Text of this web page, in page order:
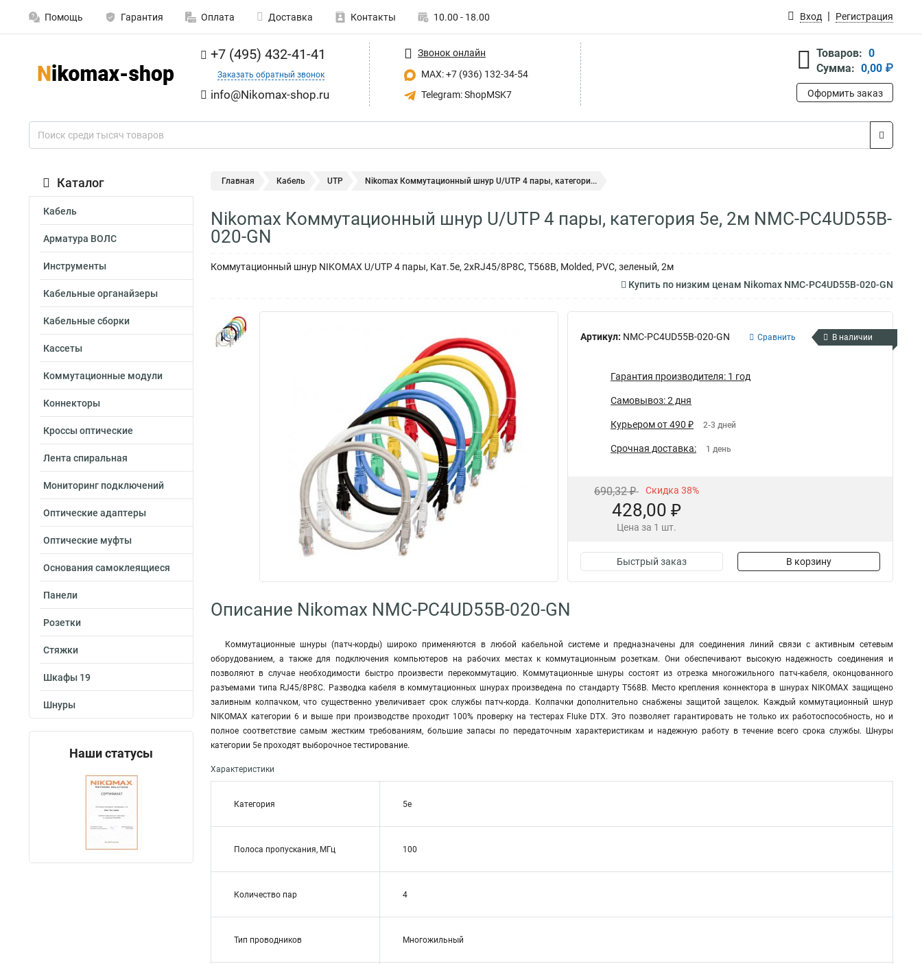
Помощь Гарантия Оплата Доставка Контакты 10.00 - 18.00 Вход Регистрация
+7 (495) 432-41-41
Заказать обратный звонок
info@Nikomax-shop.ru
Звонок онлайн
MAX: +7 (936) 132-34-54
Telegram: ShopMSK7
Товаров: 0
Сумма: 0,00 ₽
Оформить заказ
Каталог
Кабель
Арматура ВОЛС
Инструменты
Кабельные органайзеры
Кабельные сборки
Кассеты
Коммутационные модули
Коннекторы
Кроссы оптические
Лента спиральная
Мониторинг подключений
Оптические адаптеры
Оптические муфты
Основания самоклеящиеся
Панели
Розетки
Стяжки
Шкафы 19
Шнуры
Наши статусы
Главная Кабель UTP Nikomax Коммутационный шнур U/UTP 4 пары, категори...
Nikomax Коммутационный шнур U/UTP 4 пары, категория 5е, 2м NMC-PC4UD55B-
020-GN
Коммутационный шнур NIKOMAX U/UTP 4 пары, Кат.5е, 2хRJ45/8P8C, T568B, Molded, PVC, зеленый, 2м
Купить по низким ценам Nikomax NMC-PC4UD55B-020-GN
Артикул: NMC-PC4UD55B-020-GN Сравнить В наличии
Гарантия производителя: 1 год
Самовывоз: 2 дня
Курьером от 490 ₽ 2-3 дней
Срочная доставка: 1 день
690,32 ₽ Скидка 38%
428,00 ₽
Цена за 1 шт.
Быстрый заказ В корзину
Описание Nikomax NMC-PC4UD55B-020-GN
Коммутационные шнуры (патч-корды) широко применяются в любой кабельной системе и предназначены для соединения линий связи с активным сетевым
оборудованием, а также для подключения компьютеров на рабочих местах к коммутационным розеткам. Они обеспечивают высокую надежность соединения и
позволяют в случае необходимости быстро произвести перекоммутацию. Коммутационные шнуры состоят из отрезка многожильного патч-кабеля, оконцованного
разъемами типа RJ45/8P8C. Разводка кабеля в коммутационных шнурах произведена по стандарту T568B. Место крепления коннектора в шнурах NIKOMAX защищено
заливным колпачком, что существенно увеличивает срок службы патч-корда. Колпачки дополнительно снабжены защитой защелок. Каждый коммутационный шнур
NIKOMAX категории 6 и выше при производстве проходит 100% проверку на тестерах Fluke DTX. Это позволяет гарантировать не только их работоспособность, но и
полное соответствие самым жестким требованиям, большие запасы по передаточным характеристикам и надежную работу в течение всего срока службы. Шнуры
категории 5е проходят выборочное тестирование.
Характеристики
Категория 5e
Полоса пропускания, МГц 100
Количество пар 4
Тип проводников Многожильный